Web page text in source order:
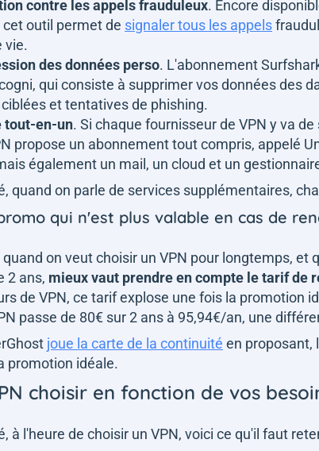
contre les appels frauduleux. Encore
cet outil permet de signaler tous les appels
vie.
des données perso. L'abonnement
qui consiste à supprimer vos données des
et tentatives de phishing.
tout-en-un. Si chaque fournisseur de VPN y va
propose un abonnement tout compris, appelé
également un mail, un cloud et un
quand on parle de services supplémentaires,
qui n'est plus valable en cas de
on veut choisir un VPN pour longtemps, et
2 ans, mieux vaut prendre en compte le tarif de
de VPN, ce tarif explose une fois la promotion
passe de 80€ sur 2 ans à 95,94€/an, une
joue la carte de la continuité en proposant,
promotion idéale.
choisir en fonction de vos
à l'heure de choisir un VPN, voici ce qu'il faut